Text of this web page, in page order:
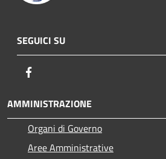
SEGUICI SU
AMMINISTRAZIONE
Organi di Governo
Aree Amministrative